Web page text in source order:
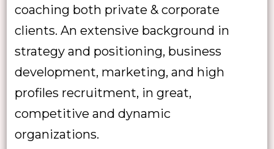
coaching both private & corporate
clients. An extensive background in
strategy and positioning, business
development, marketing, and high
profiles recruitment, in great,
competitive and dynamic
organizations.